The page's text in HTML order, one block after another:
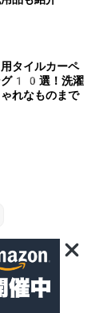
タイルカーペ
グ10選！洗濯
れなものまで
[combi]